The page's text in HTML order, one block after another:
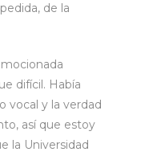
de la
difícil. Había
vocal y la verdad
así que estoy
la Universidad